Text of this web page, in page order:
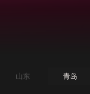
山东 青岛